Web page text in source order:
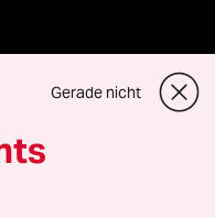
Gerade nicht